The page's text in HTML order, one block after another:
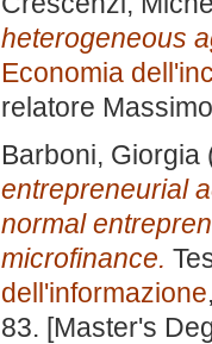
heterogeneous
Economia
relatore
Barboni, Giorgia
entrepreneurial
normal
microfinance.
dell'informazione
83. [Master's